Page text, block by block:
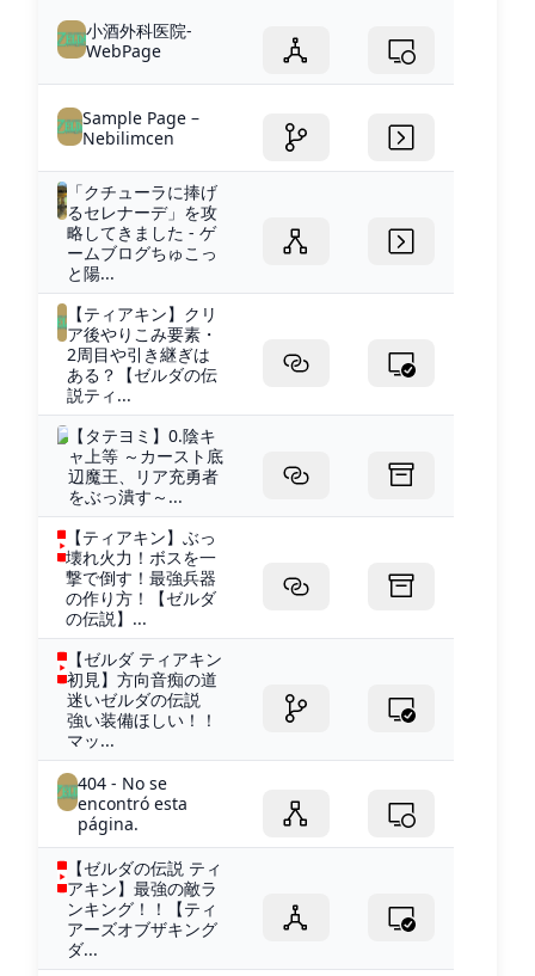
小酒外科医院-
WebPage
Sample Page –
Nebilimcen
「クチューラに捧げ
るセレナーデ」を攻
略してきました - ゲ
ームブログちゅこっ
と陽...
【ティアキン】クリ
ア後やりこみ要素・
2周目や引き継ぎは
ある？【ゼルダの伝
説ティ...
【タテヨミ】0.陰キ
ャ上等 ～カースト底
辺魔王、リア充勇者
をぶっ潰す～...
【ティアキン】ぶっ
壊れ火力！ボスを一
撃で倒す！最強兵器
の作り方！【ゼルダ
の伝説】...
【ゼルダ ティアキン
初見】方向音痴の道
迷いゼルダの伝説
強い装備ほしい！！
マッ...
404 - No se
encontró esta
página.
【ゼルダの伝説 ティ
アキン】最強の敵ラ
ンキング！！【ティ
アーズオブザキング
ダ...